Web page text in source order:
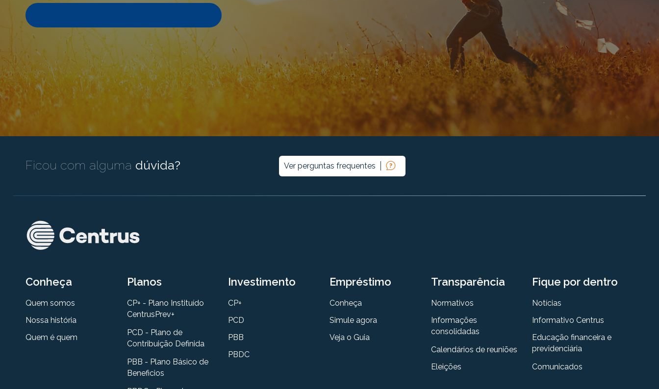
Ficou com alguma dúvida? Ver perguntas frequentes
Conheça
Quem somos
Nossa história
Quem é quem
Planos
CP+ - Plano Instituído
CentrusPrev+
PCD - Plano de
Contribuição Definida
PBB - Plano Básico de
Beneficios
Investimento
CP+
PCD
PBB
PBDC
Empréstimo
Conheça
Simule agora
Veja o Guia
Transparência
Normativos
Informações
consolidadas
Calendários de reuniões
Eleições
Fique por dentro
Notícias
Informativo Centrus
Educação financeira e
previdenciária
Comunicados